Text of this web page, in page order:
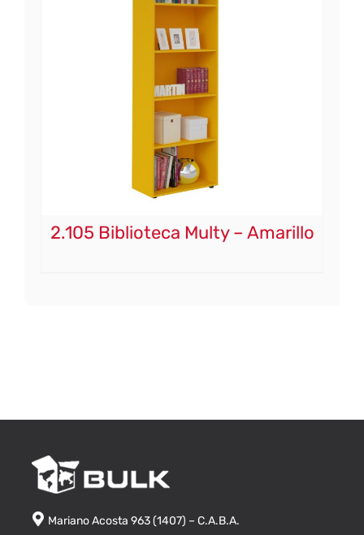
2.105 Biblioteca Multy – Amarillo
Mariano Acosta 963 (1407) – C.A.B.A.